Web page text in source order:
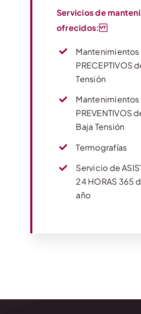
Servicios de
ofrecidos:
Mantenimientos
PRECEPTIVOS
Tensión
Mantenimientos
PREVENTIVOS
Baja Tensión
Termografías
Servicio de
24 HORAS 365
año